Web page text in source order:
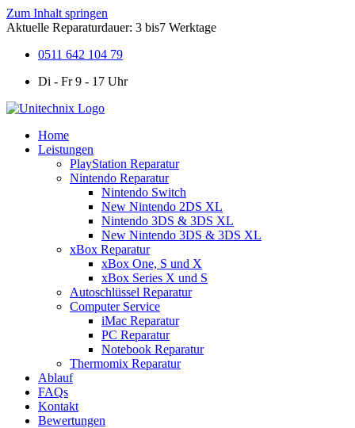
Zum Inhalt springen
Aktuelle Reparaturdauer: 3 bis7 Werktage
0511 642 104 79
Di - Fr 9 - 17 Uhr
Home
Leistungen
PlayStation Reparatur
Nintendo Reparatur
Nintendo Switch
New Nintendo 2DS XL
Nintendo 3DS & 3DS XL
New Nintendo 3DS & 3DS XL
xBox Reparatur
xBox One, S und X
xBox Series X und S
Autoschlüssel Reparatur
Computer Service
iMac Reparatur
PC Reparatur
Notebook Reparatur
Thermomix Reparatur
Ablauf
FAQs
Kontakt
Bewertungen